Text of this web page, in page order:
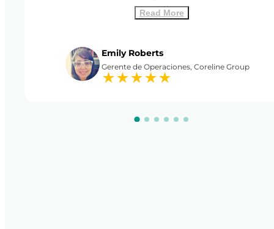
Read More
Emily Roberts
Gerente de Operaciones, Coreline Group
★★★★★